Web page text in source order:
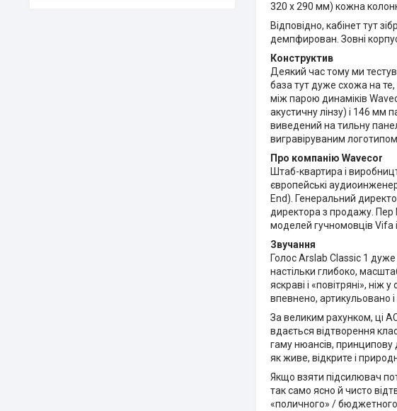
320 х 290 мм) кожна
Відповідно, кабінет тут
демпфирован. Зовні
Конструктив
Деякий час тому ми
база тут дуже схожа на
між парою динаміків
акустичну лінзу) і 146 мм
виведений на тильну
вигравіруваним
Про компанію Wavecor
Штаб-квартира і
європейські
End). Генеральний
директора з продажу. Пер
моделей гучномовців Vifa
Звучання
Голос Arslab Classic 1
настільки глибоко,
яскраві і «повітряні», ніж
впевнено, артикульовано і
За великим рахунком, ці
вдається відтворення
гаму нюансів, принципову
як живе, відкрите і
Якщо взяти підсилювач
так само ясно й чисто
«поличного» / бюджетного